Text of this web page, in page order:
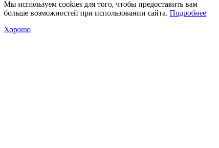
Мы используем cookies для того, чтобы предоставить вам
больше возможностей при использовании сайта. Подробнее
Хорошо